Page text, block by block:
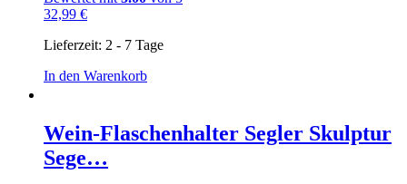
32,99 €
Lieferzeit: 2 - 7 Tage
In den Warenkorb
Wein-Flaschenhalter Segler Skulptur
Sege…